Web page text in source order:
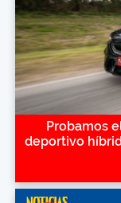
Probamos
deportivo